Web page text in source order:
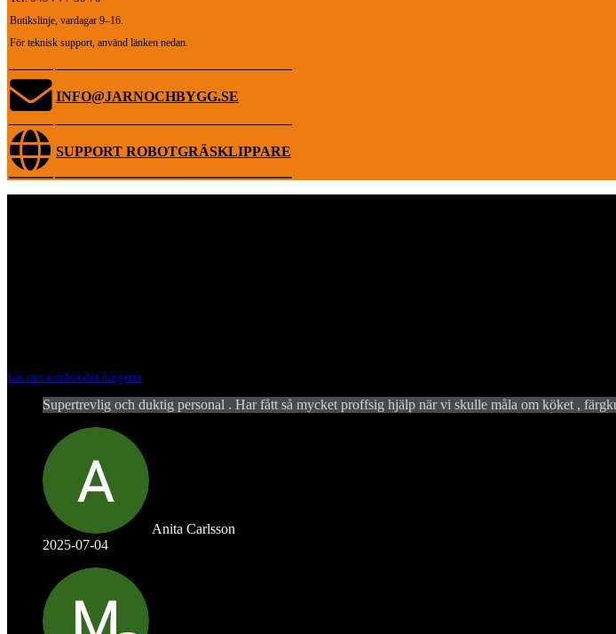
Butikslinje, vardagar 9–16.
För teknisk support, använd länken nedan.
INFO@JARNOCHBYGG.SE
SUPPORT ROBOTGRÄSKLIPPARE
Läs mer om hur det fungerar
Supertrevlig och duktig personal . Har fått så mycket proffsig hjälp när vi skulle måla om köket ,
Anita Carlsson
2025-07-04